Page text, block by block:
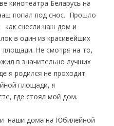
кинотеатра Беларусь на
попал под снос. Прошло
как снесли наш дом и
в один из красивейших
Не смотря на то,
в значительно лучших
я родился не проходит.
площади, я
где стоял мой дом.
дома на Юбилейной